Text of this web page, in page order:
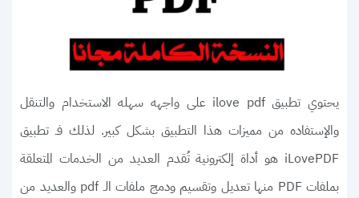
يحتوي تطبيق ilove pdf على واجهه سهله الاستخدام والتنقل
والإستفاده من مميزات هذا التطبيق بشكل كبير. لذلك فـ تطبيق
iLovePDF هو أداة إلكترونية تُقدم العديد من الخدمات المتعلقة
بملفات PDF منها تعديل وتقسيم ودمج ملفات الـ pdf والعديد من